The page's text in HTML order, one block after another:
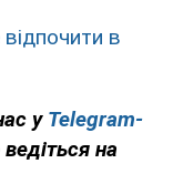
в
у Telegram-
на